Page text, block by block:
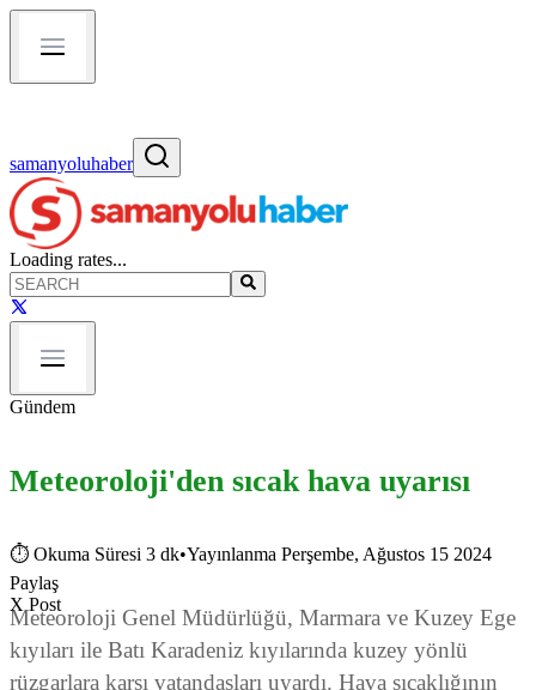
samanyoluhaber
Loading rates...
Gündem
Meteoroloji'den sıcak hava uyarısı
⏱ Okuma Süresi 3 dk•Yayınlanma Perşembe, Ağustos 15 2024
Paylaş
X Post
Meteoroloji Genel Müdürlüğü, Marmara ve Kuzey Ege
kıyıları ile Batı Karadeniz kıyılarında kuzey yönlü
rüzgarlara karşı vatandaşları uyardı. Hava sıcaklığının